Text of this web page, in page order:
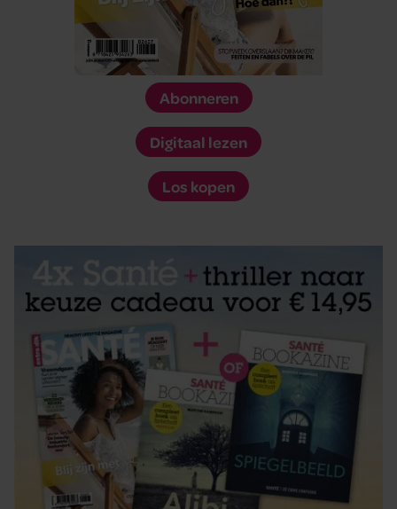
Abonneren
Digitaal lezen
Los kopen